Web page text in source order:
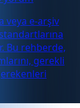
veya e-arşiv
Bu rehberde,
gerekli